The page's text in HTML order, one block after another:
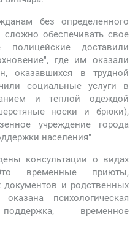
без определенного
сложно обеспечивать свое
полицейские доставили
где им оказали
оказавшихся в трудной
социальные услуги в
и теплой одеждой
носки и брюки),
учреждение города
населения"
консультации о видах
временные приюты,
документов и родственных
психологическая
временное